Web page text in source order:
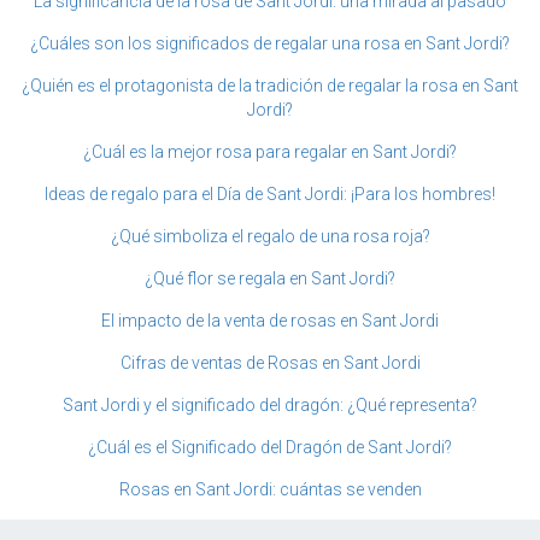
¿Cuáles son los significados de regalar una rosa en Sant Jordi?
¿Quién es el protagonista de la tradición de regalar la rosa en Sant
Jordi?
¿Cuál es la mejor rosa para regalar en Sant Jordi?
Ideas de regalo para el Día de Sant Jordi: ¡Para los hombres!
¿Qué simboliza el regalo de una rosa roja?
¿Qué flor se regala en Sant Jordi?
El impacto de la venta de rosas en Sant Jordi
Cifras de ventas de Rosas en Sant Jordi
Sant Jordi y el significado del dragón: ¿Qué representa?
¿Cuál es el Significado del Dragón de Sant Jordi?
Rosas en Sant Jordi: cuántas se venden